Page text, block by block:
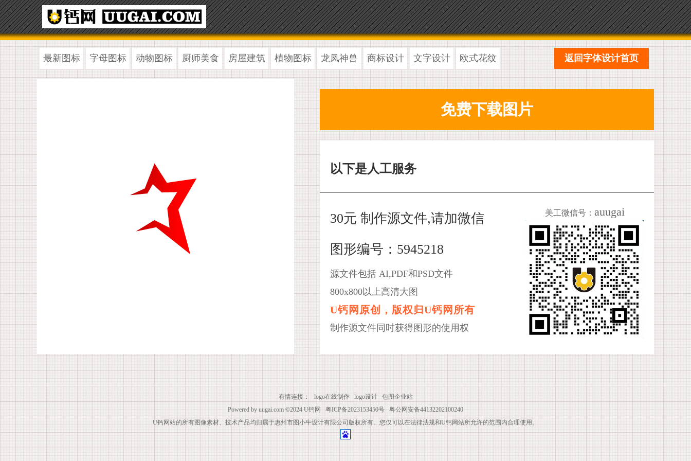
最新图标 字母图标 动物图标 厨师美食 房屋建筑 植物图标 龙凤神兽 商标设计 文字设计 欧式花纹 返回字体设计首页
以下是人工服务
30元 制作源文件,请加微信
图形编号：5945218
源文件包括 AI,PDF和PSD文件
800x800以上高清大图
U钙网原创，版权归U钙网所有
制作源文件同时获得图形的使用权
美工微信号： auugai
有情连接： logo在线制作 logo设计
包图企业站
Powered by uugai.com ©2024 U钙网 粤ICP备2023153450号
粤公网安备44132202100240
U钙网站的所有图像素材、技术产品均归属于惠州市图小牛设计有限公司版权所有。您仅可以在法律法规和U钙网站所允许的范围内合理使用。